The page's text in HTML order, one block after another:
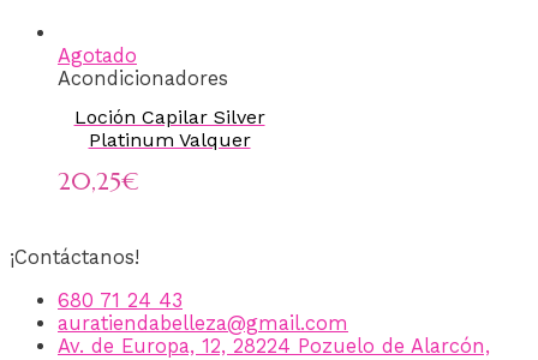
Agotado
Acondicionadores
Loción Capilar Silver
Platinum Valquer
20,25€
¡Contáctanos!
680 71 24 43
auratiendabelleza@gmail.com
Av. de Europa, 12, 28224 Pozuelo de Alarcón,